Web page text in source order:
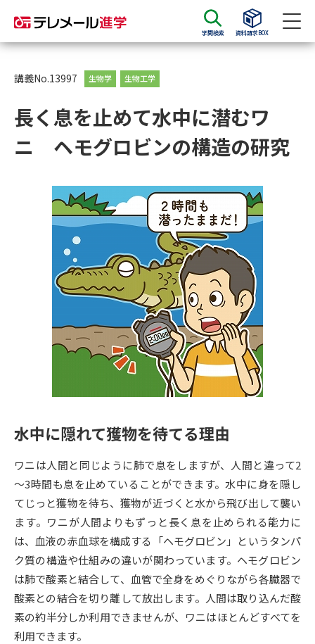
学問検索 資料請求BOX
資料請求
大学・短大の資料種類から請求
総合型選抜・学校推薦型選抜 募
大学入学共通テスト利用選抜の
募集要項＆願書
大学・短大以外の資料から請求
大学院の資料請求
留学・進学関連、塾・予備校
大学入学共通テスト「受験案
内」の請求
配慮案内」の請求
高等学校卒業程度認定試験
幼稚園教員資格認定試験 小学校教員資格認定試験
高等学校（情報）教員資格認定
試験
大学研究 大学検索
大学で学べる内容や特徴を調べる
新増設大学・学部・学科特集
国際・グローバルに強い大学特
講義No.13997 生物学 生物工学
長く息を止めて水中に潜むワ
ニ ヘモグロビンの構造の研究
水中に隠れて獲物を待てる理由
ワニは人間と同じように肺で息をしますが、人間と違って2
～3時間も息を止めていることができます。水中に身を隠し
てじっと獲物を待ち、獲物が近づくと水から飛び出して襲い
ます。ワニが人間よりもずっと長く息を止められる能力に
は、血液の赤血球を構成する「ヘモグロビン」というタンパ
ク質の構造や仕組みの違いが関わっています。ヘモグロビン
は肺で酸素と結合して、血管で全身をめぐりながら各臓器で
酸素との結合を切り離して放出します。人間は取り込んだ酸
素の約半分しか利用できませんが、ワニはほとんどすべてを
利用できます。